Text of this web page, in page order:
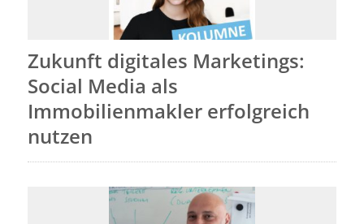
Zukunft digitales Marketings:
Social Media als
Immobilienmakler erfolgreich
nutzen